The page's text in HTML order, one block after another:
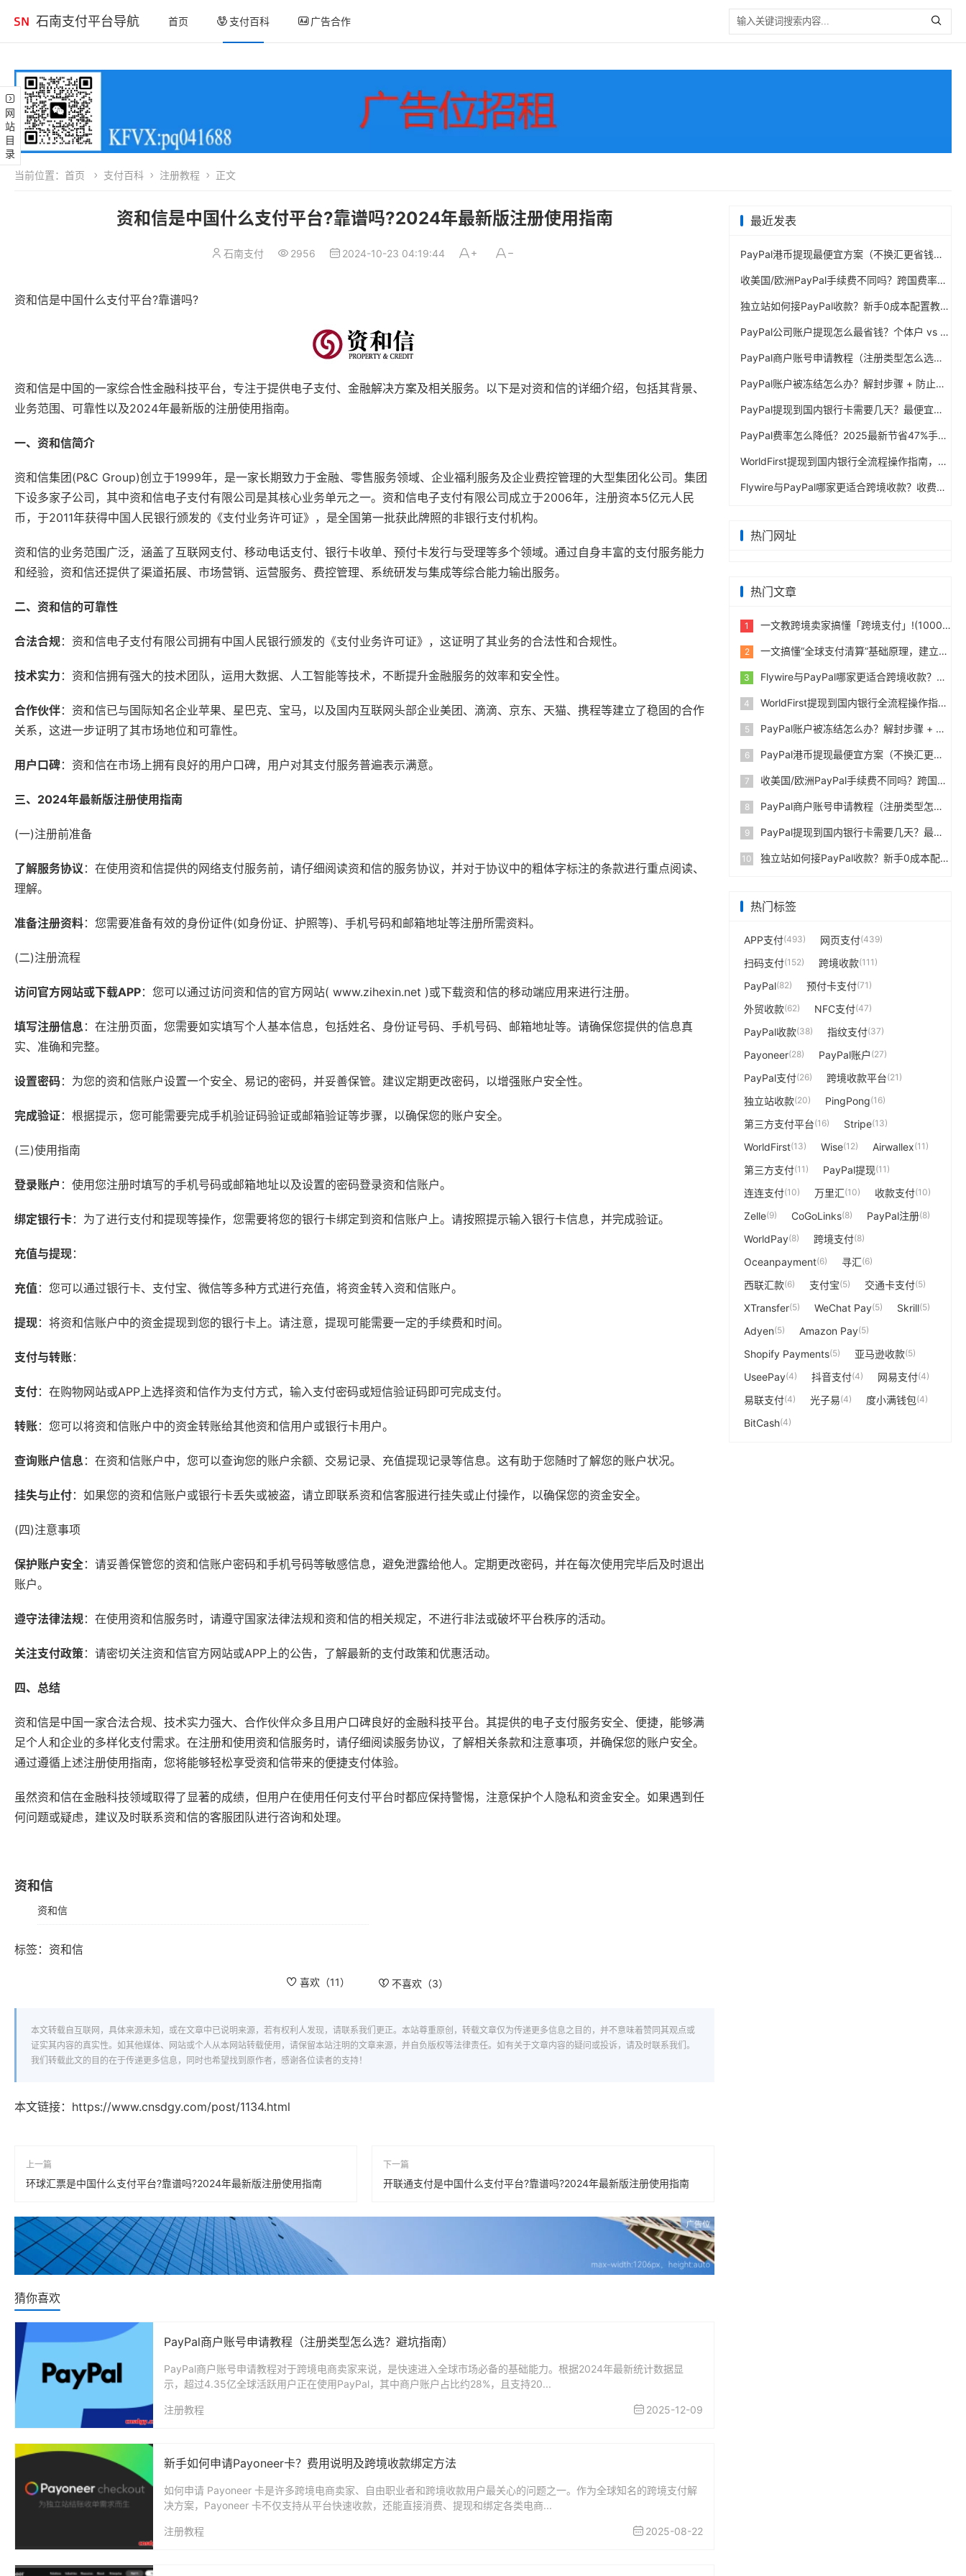
石南支付平台导航 首页 支付百科 广告合作
网站目录
当前位置： 首页 支付百科 注册教程 正文
资和信是中国什么支付平台?靠谱吗?2024年最新版注册使用指南
石南支付 2956 2024-10-23 04:19:44
资和信是中国什么支付平台?靠谱吗?
资和信是中国的一家综合性金融科技平台，专注于提供电子支付、金融解决方案及相关服务。以下是对资和信的详细介绍，包括其背景、
业务范围、可靠性以及2024年最新版的注册使用指南。
一、资和信简介
资和信集团(P&C Group)创立于1999年，是一家长期致力于金融、零售服务领域、企业福利服务及企业费控管理的大型集团化公司。集团
下设多家子公司，其中资和信电子支付有限公司是其核心业务单元之一。资和信电子支付有限公司成立于2006年，注册资本5亿元人民
币，于2011年获得中国人民银行颁发的《支付业务许可证》，是全国第一批获此牌照的非银行支付机构。
资和信的业务范围广泛，涵盖了互联网支付、移动电话支付、银行卡收单、预付卡发行与受理等多个领域。通过自身丰富的支付服务能力
和经验，资和信还提供了渠道拓展、市场营销、运营服务、费控管理、系统研发与集成等综合能力输出服务。
二、资和信的可靠性
合法合规：资和信电子支付有限公司拥有中国人民银行颁发的《支付业务许可证》，这证明了其业务的合法性和合规性。
技术实力 ：资和信拥有强大的技术团队，运用大数据、人工智能等技术，不断提升金融服务的效率和安全性。
合作伙伴：资和信已与国际知名企业苹果、星巴克、宝马，以及国内互联网头部企业美团、滴滴、京东、天猫、携程等建立了稳固的合作
关系，这进一步证明了其市场地位和可靠性。
用户口碑：资和信在市场上拥有良好的用户口碑，用户对其支付服务普遍表示满意。
三、2024年最新版注册使用指南
(一)注册前准备
了解服务协议 ：在使用资和信提供的网络支付服务前，请仔细阅读资和信的服务协议，并对于协议中的粗体字标注的条款进行重点阅读、
理解。
准备注册资料：您需要准备有效的身份证件(如身份证、护照等)、手机号码和邮箱地址等注册所需资料。
(二)注册流程
访问官方网站或下载APP：您可以通过访问资和信的官方网站( www.zihexin.net )或下载资和信的移动端应用来进行注册。
填写注册信息 ：在注册页面，您需要如实填写个人基本信息，包括姓名、身份证号码、手机号码、邮箱地址等。请确保您提供的信息真
实、准确和完整。
设置密码 ：为您的资和信账户设置一个安全、易记的密码，并妥善保管。建议定期更改密码，以增强账户安全性。
完成验证：根据提示，您可能需要完成手机验证码验证或邮箱验证等步骤，以确保您的账户安全。
(三)使用指南
登录账户 ：使用您注册时填写的手机号码或邮箱地址以及设置的密码登录资和信账户。
绑定银行卡：为了进行支付和提现等操作，您需要将您的银行卡绑定到资和信账户上。请按照提示输入银行卡信息，并完成验证。
充值与提现：
充值：您可以通过银行卡、支付宝、微信等多种方式进行充值，将资金转入资和信账户。
提现：将资和信账户中的资金提现到您的银行卡上。请注意，提现可能需要一定的手续费和时间。
支付与转账：
支付：在购物网站或APP上选择资和信作为支付方式，输入支付密码或短信验证码即可完成支付。
转账：您可以将资和信账户中的资金转账给其他资和信用户或银行卡用户。
查询账户信息 ：在资和信账户中，您可以查询您的账户余额、交易记录、充值提现记录等信息。这有助于您随时了解您的账户状况。
挂失与止付：如果您的资和信账户或银行卡丢失或被盗，请立即联系资和信客服进行挂失或止付操作，以确保您的资金安全。
(四)注意事项
保护账户安全：请妥善保管您的资和信账户密码和手机号码等敏感信息，避免泄露给他人。定期更改密码，并在每次使用完毕后及时退出
账户。
遵守法律法规：在使用资和信服务时，请遵守国家法律法规和资和信的相关规定，不进行非法或破坏平台秩序的活动。
关注支付政策：请密切关注资和信官方网站或APP上的公告，了解最新的支付政策和优惠活动。
四、总结
资和信是中国一家合法合规、技术实力强大、合作伙伴众多且用户口碑良好的金融科技平台。其提供的电子支付服务安全、便捷，能够满
足个人和企业的多样化支付需求。在注册和使用资和信服务时，请仔细阅读服务协议，了解相关条款和注意事项，并确保您的账户安全。
通过遵循上述注册使用指南，您将能够轻松享受资和信带来的便捷支付体验。
虽然资和信在金融科技领域取得了显著的成绩，但用户在使用任何支付平台时都应保持警惕，注意保护个人隐私和资金安全。如果遇到任
何问题或疑虑，建议及时联系资和信的客服团队进行咨询和处理。
资和信
资和信
标签： 资和信
喜欢（11） 不喜欢（3）
本文转载自互联网，具体来源未知，或在文章中已说明来源，若有权利人发现，请联系我们更正。本站尊重原创，转载文章仅为传递更多信息之目的，并不意味着赞同其观点或
证实其内容的真实性。如其他媒体、网站或个人从本网站转载使用，请保留本站注明的文章来源，并自负版权等法律责任。如有关于文章内容的疑问或投诉，请及时联系我们。
我们转载此文的目的在于传递更多信息，同时也希望找到原作者，感谢各位读者的支持！
本文链接： https://www.cnsdgy.com/post/1134.html
上一篇
环球汇票是中国什么支付平台?靠谱吗?2024年最新版注册使用指南
下一篇
开联通支付是中国什么支付平台?靠谱吗?2024年最新版注册使用指南
猜你喜欢
PayPal商户账号申请教程（注册类型怎么选？避坑指南）
PayPal商户账号申请教程对于跨境电商卖家来说，是快速进入全球市场必备的基础能力。根据2024年最新统计数据显
示，超过4.35亿全球活跃用户正在使用PayPal，其中商户账户占比约28%，且支持20...
注册教程 2025-12-09
新手如何申请Payoneer卡？费用说明及跨境收款绑定方法
如何申请 Payoneer 卡是许多跨境电商卖家、自由职业者和跨境收款用户最关心的问题之一。作为全球知名的跨境支付解
决方案，Payoneer 卡不仅支持从平台快速收款，还能直接消费、提现和绑定各类电商...
注册教程 2025-08-22
最近发表
PayPal港币提现最便宜方案（不换汇更省钱）
收美国/欧洲PayPal手续费不同吗？跨国费率表曝光
独立站如何接PayPal收款？新手0成本配置教程
PayPal公司账户提现怎么最省钱？个体户 vs 公司对比
PayPal商户账号申请教程（注册类型怎么选？避坑指南）
PayPal账户被冻结怎么办？解封步骤 + 防止再次限制指南
PayPal提现到国内银行卡需要几天？最便宜的方法公布
PayPal费率怎么降低？2025最新节省47%手续费方案
WorldFirst提现到国内银行全流程操作指南，卖家必读完整攻略
Flywire与PayPal哪家更适合跨境收款？收费到账体验全面评测
热门网址
热门文章
1 一文教跨境卖家搞懂「跨境支付」!(10000字)
2 一文搞懂“全球支付清算”基础原理，建立跨境支付底层认知
3 Flywire与PayPal哪家更适合跨境收款？收费到账体验全面评测
4 WorldFirst提现到国内银行全流程操作指南，卖家必读完整攻略
5 PayPal账户被冻结怎么办？解封步骤 + 防止再次限制指南
6 PayPal港币提现最便宜方案（不换汇更省钱）
7 收美国/欧洲PayPal手续费不同吗？跨国费率表曝光
8 PayPal商户账号申请教程（注册类型怎么选？避坑指南）
9 PayPal提现到国内银行卡需要几天？最便宜的方法公布
10 独立站如何接PayPal收款？新手0成本配置教程
热门标签
APP支付(493) 网页支付(439)
扫码支付(152) 跨境收款(111)
PayPal(82) 预付卡支付(71)
外贸收款(62) NFC支付(47)
PayPal收款(38) 指纹支付(37)
Payoneer(28) PayPal账户 (27)
PayPal支付(26) 跨境收款平台(21)
独立站收款(20) PingPong(16)
第三方支付平台(16) Stripe(13)
WorldFirst(13) Wise(12) Airwallex(11)
第三方支付(11) PayPal提现(11)
连连支付(10) 万里汇(10) 收款支付(10)
Zelle(9) CoGoLinks(8) PayPal注册(8)
WorldPay(8) 跨境支付(8)
Oceanpayment(6) 寻汇(6)
西联汇款(6) 支付宝(5) 交通卡支付(5)
XTransfer(5) WeChat Pay(5) Skrill(5)
Adyen(5) Amazon Pay(5)
Shopify Payments(5) 亚马逊收款(5)
UseePay(4) 抖音支付(4) 网易支付(4)
易联支付(4) 光子易(4) 度小满钱包(4)
BitCash(4)